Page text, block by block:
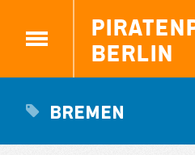
Berlin
Bremen